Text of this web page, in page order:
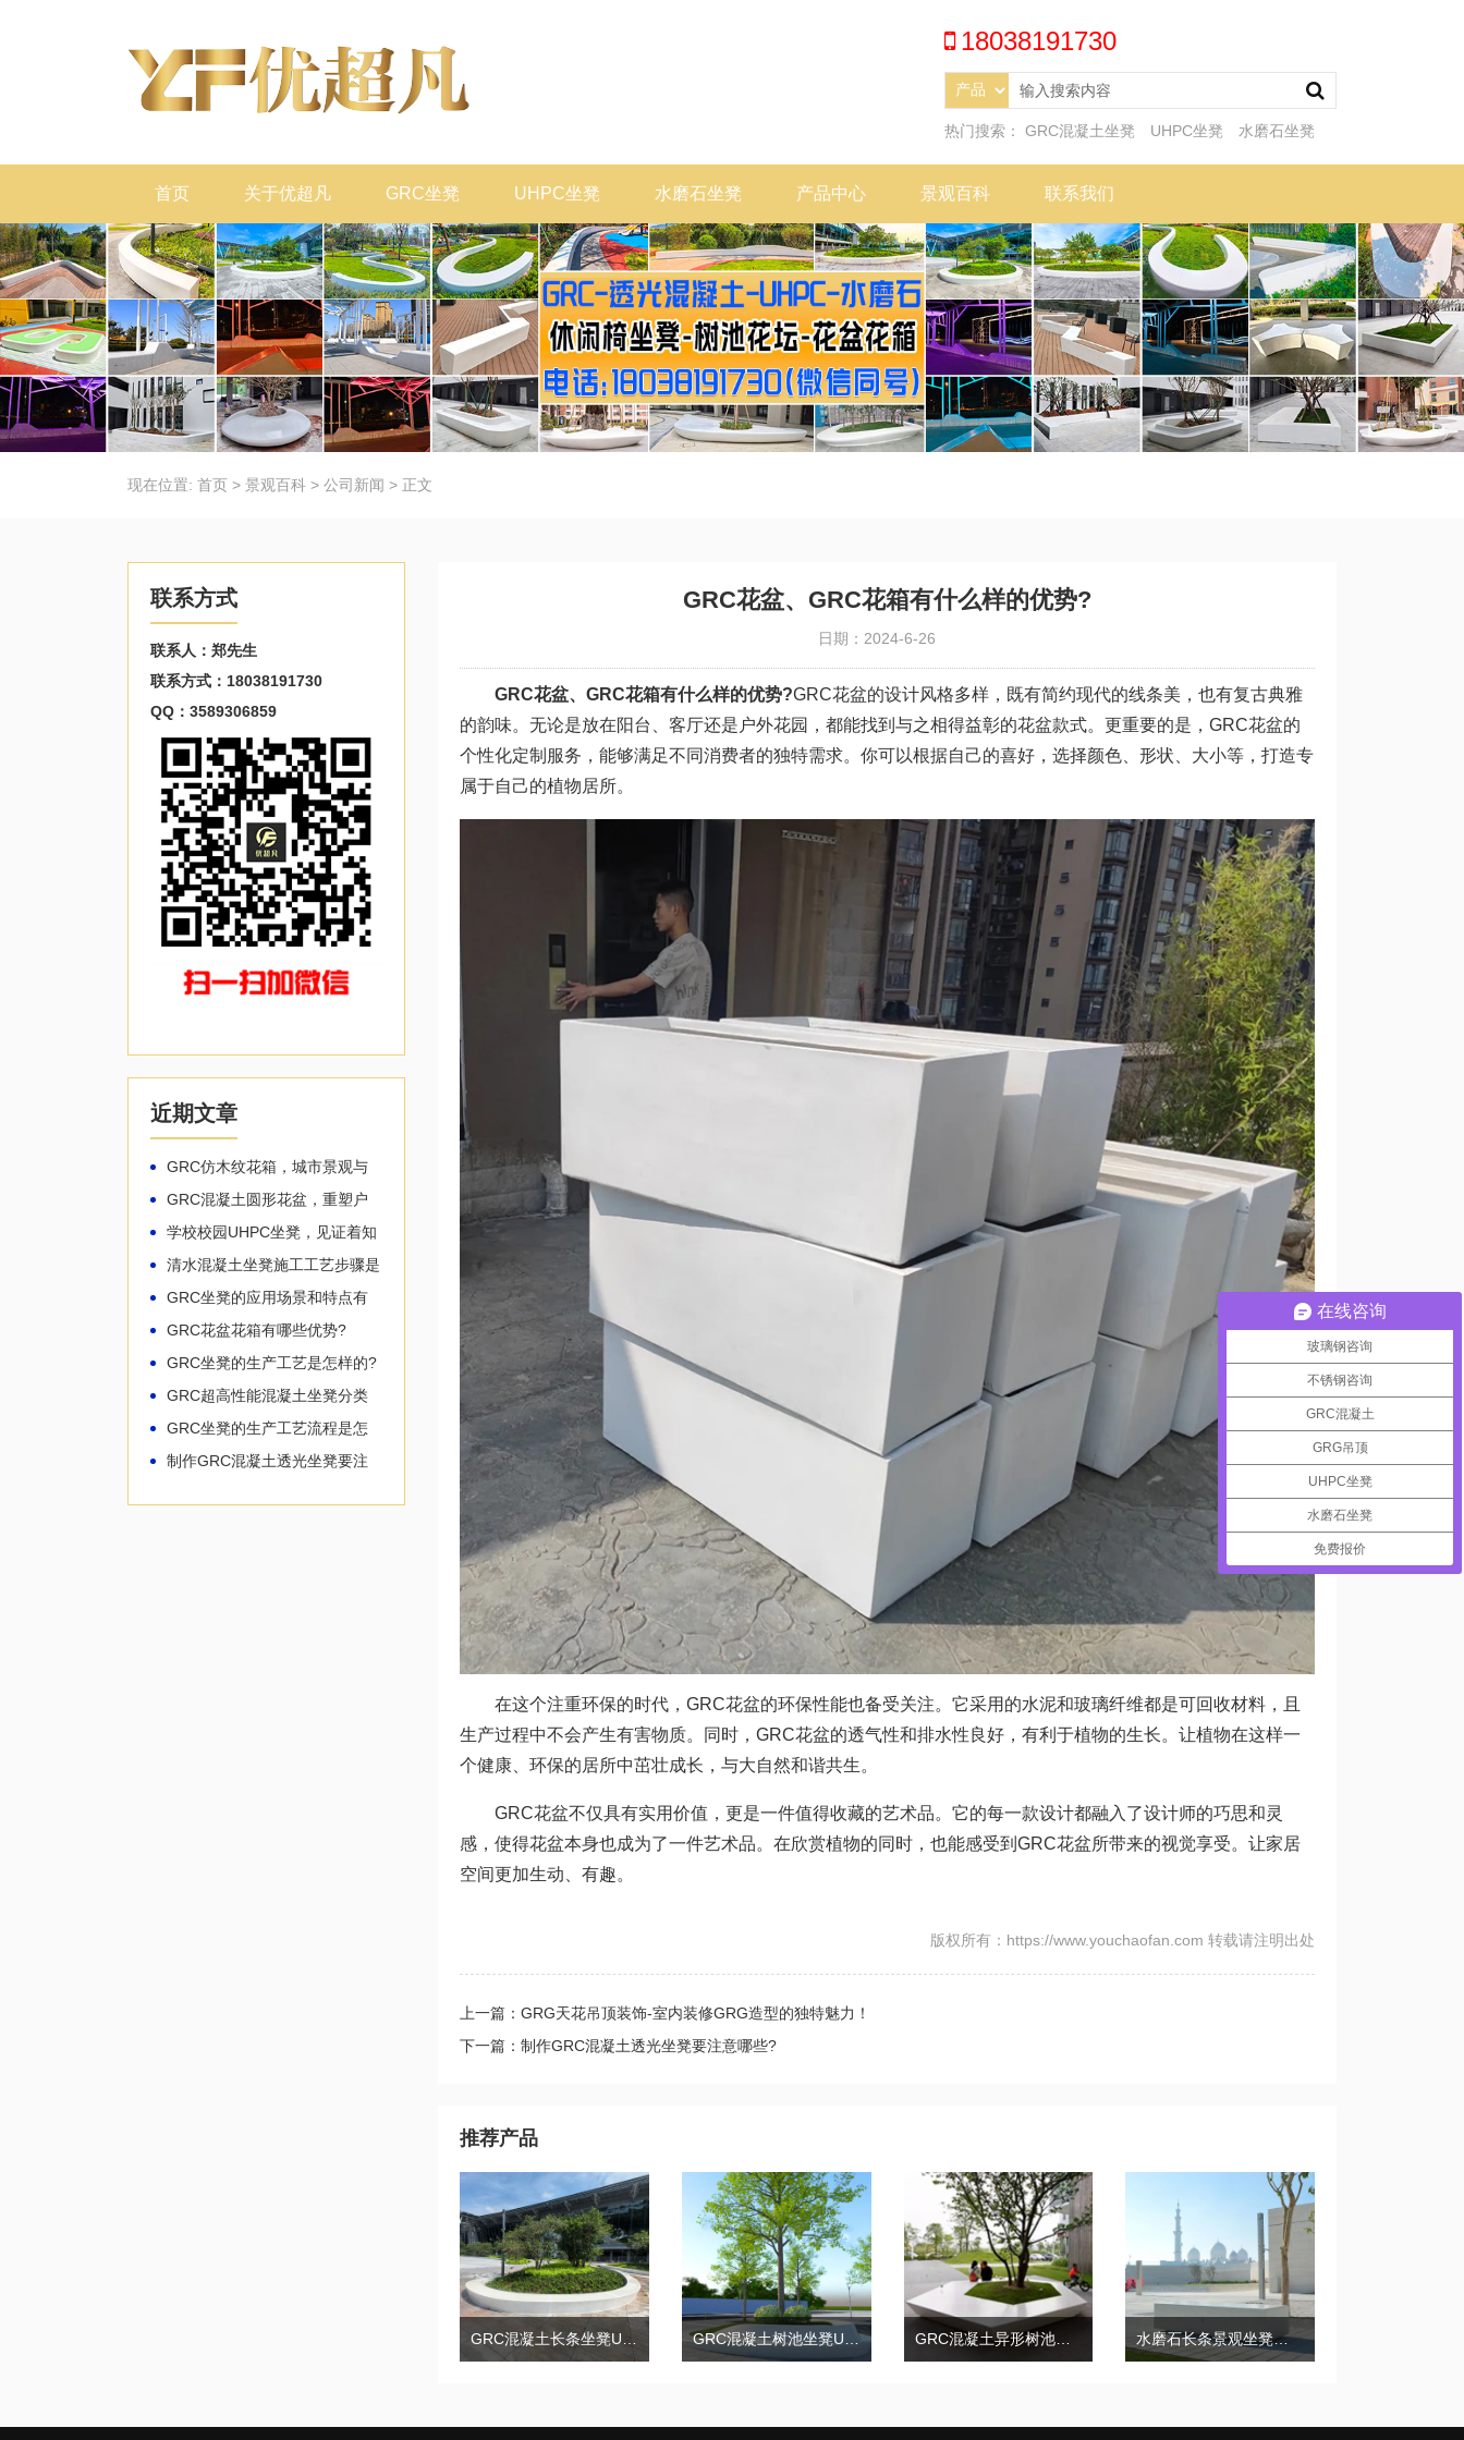
18038191730
热门搜索： GRC混凝土坐凳 UHPC坐凳 水磨石坐凳
首页 关于优超凡 GRC坐凳 UHPC坐凳 水磨石坐凳 产品中心 景观百科 联系我们
现在位置: 首页 > 景观百科 > 公司新闻 > 正文
联系方式
联系人：郑先生
联系方式：18038191730
QQ：3589306859
近期文章
GRC仿木纹花箱，城市景观与
自然共生!
GRC混凝土圆形花盆，重塑户
外空间的生命力!
学校校园UHPC坐凳，见证着知
识的生长!
清水混凝土坐凳施工工艺步骤是
GRC坐凳的应用场景和特点有
GRC花盆花箱有哪些优势?
GRC坐凳的生产工艺是怎样的?
GRC超高性能混凝土坐凳分类
有哪些？
GRC坐凳的生产工艺流程是怎
样的
制作GRC混凝土透光坐凳要注
GRC花盆、GRC花箱有什么样的优势?
日期：2024-6-26
GRC花盆、GRC花箱有什么样的优势?GRC花盆的设计风格多样，既有简约现代的线条美，也有复古典雅
的韵味。无论是放在阳台、客厅还是户外花园，都能找到与之相得益彰的花盆款式。更重要的是，GRC花盆的
个性化定制服务，能够满足不同消费者的独特需求。你可以根据自己的喜好，选择颜色、形状、大小等，打造专
属于自己的植物居所。
在这个注重环保的时代，GRC花盆的环保性能也备受关注。它采用的水泥和玻璃纤维都是可回收材料，且
生产过程中不会产生有害物质。同时，GRC花盆的透气性和排水性良好，有利于植物的生长。让植物在这样一
个健康、环保的居所中茁壮成长，与大自然和谐共生。
GRC花盆不仅具有实用价值，更是一件值得收藏的艺术品。它的每一款设计都融入了设计师的巧思和灵
感，使得花盆本身也成为了一件艺术品。在欣赏植物的同时，也能感受到GRC花盆所带来的视觉享受。让家居
空间更加生动、有趣。
版权所有：https://www.youchaofan.com 转载请注明出处
上一篇：GRG天花吊顶装饰-室内装修GRG造型的独特魅力！
下一篇：制作GRC混凝土透光坐凳要注意哪些?
推荐产品
GRC混凝土树池坐凳UHPC花池异形花坛 GRC混凝土异形树池坐凳景观户外花坛 水磨石长条景观坐凳户外广场座椅
在线咨询
玻璃钢咨询
不锈钢咨询
GRC混凝土
GRG吊顶
UHPC坐凳
水磨石坐凳
免费报价